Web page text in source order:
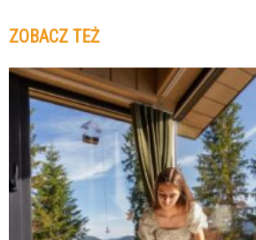
ZOBACZ TEŻ